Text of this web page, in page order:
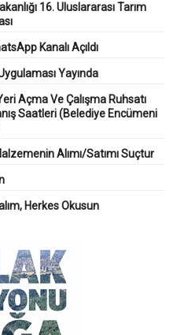
16. Uluslararası Tarım
Kanalı Açıldı
Yayında
Açma Ve Çalışma Ruhsatı
Saatleri (Belediye Encümeni
Alımı/Satımı Suçtur
Herkes Okusun